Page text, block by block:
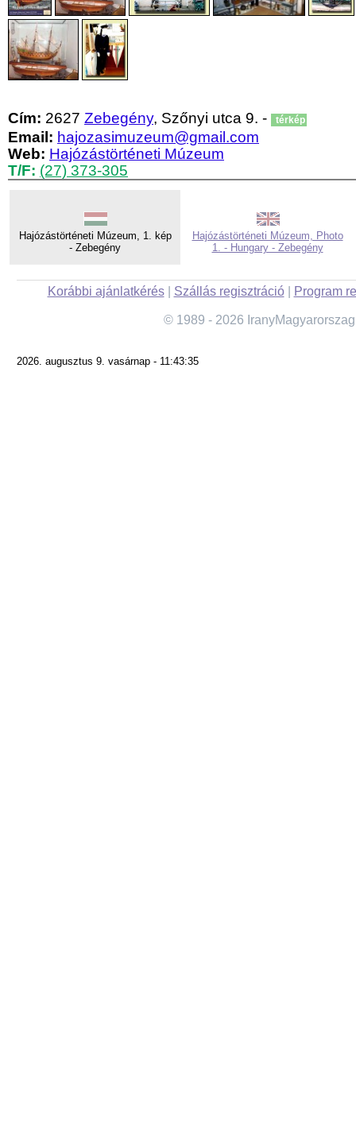
Cím: 2627 Zebegény, Szőnyi utca 9. - térkép
Email: hajozasimuzeum@gmail.com
Web: Hajózástörténeti Múzeum
T/F: (27) 373-305
Hajózástörténeti Múzeum, 1. kép
- Zebegény
Hajózástörténeti Múzeum, Photo
1. - Hungary - Zebegény
Korábbi ajánlatkérés| Szállás regisztráció| Program
© 1989 - 2026
2026. augusztus 9. vasárnap - 11:43:35